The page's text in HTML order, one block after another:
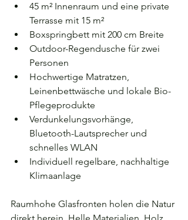
45 m² Innenraum und eine private
Terrasse mit 15 m²
Boxspringbett mit 200 cm Breite
Outdoor-Regendusche für zwei
Personen
Hochwertige Matratzen,
Leinenbettwäsche und lokale Bio-
Pflegeprodukte
Verdunkelungsvorhänge,
Bluetooth-Lautsprecher und
schnelles WLAN
Individuell regelbare, nachhaltige
Klimaanlage
Raumhohe Glasfronten holen die Natur